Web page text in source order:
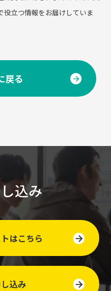
立つ情報をお届けしていま
戻る
込み
はこちら
込み